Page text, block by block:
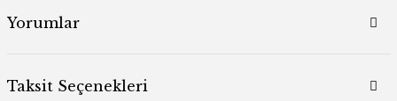
Yorumlar
Taksit Seçenekleri